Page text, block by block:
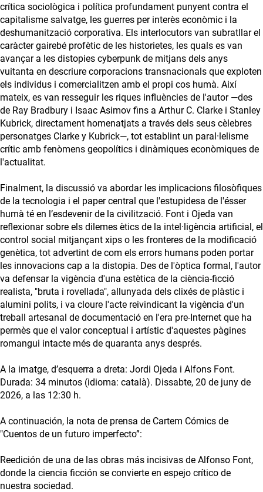
crítica sociològica i política profundament punyent contra el
capitalisme salvatge, les guerres per interès econòmic i la
deshumanització corporativa. Els interlocutors van subratllar el
caràcter gairebé profètic de les historietes, les quals es van
avançar a les distopies cyberpunk de mitjans dels anys
vuitanta en descriure corporacions transnacionals que exploten
els individus i comercialitzen amb el propi cos humà. Així
mateix, es van resseguir les riques influències de l'autor —des
de Ray Bradbury i Isaac Asimov fins a Arthur C. Clarke i Stanley
Kubrick, directament homenatjats a través dels seus cèlebres
personatges Clarke y Kubrick—, tot establint un paral·lelisme
crític amb fenòmens geopolítics i dinàmiques econòmiques de
l'actualitat.
Finalment, la discussió va abordar les implicacions filosòfiques
de la tecnologia i el paper central que l'estupidesa de l'ésser
humà té en l’esdevenir de la civilització. Font i Ojeda van
reflexionar sobre els dilemes ètics de la intel·ligència artificial, el
control social mitjançant xips o les fronteres de la modificació
genètica, tot advertint de com els errors humans poden portar
les innovacions cap a la distopia. Des de l'òptica formal, l'autor
va defensar la vigència d'una estètica de la ciència-ficció
realista, "bruta i rovellada", allunyada dels clixés de plàstic i
alumini polits, i va cloure l'acte reivindicant la vigència d'un
treball artesanal de documentació en l'era pre-Internet que ha
permès que el valor conceptual i artístic d'aquestes pàgines
romangui intacte més de quaranta anys després.
A la imatge, d’esquerra a dreta: Jordi Ojeda i Alfons Font.
Durada: 34 minutos (idioma: català). Dissabte, 20 de juny de
2026, a las 12:30 h.
A continuación, la nota de prensa de Cartem Cómics de
"Cuentos de un futuro imperfecto”:
Reedición de una de las obras más incisivas de Alfonso Font,
donde la ciencia ficción se convierte en espejo crítico de
nuestra sociedad.